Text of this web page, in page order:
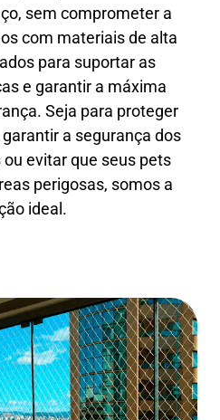
sem comprometer a
com materiais de alta
para suportar as
e garantir a máxima
Seja para proteger
a segurança dos
evitar que seus pets
perigosas, somos a
ideal.